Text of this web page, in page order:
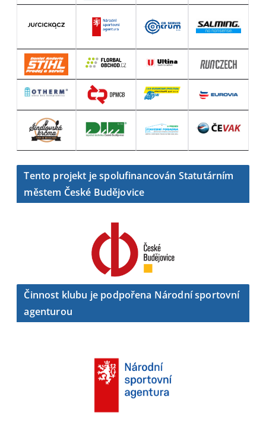
Tento projekt je spolufinancován Statutárním
městem České Budějovice
Činnost klubu je podpořena Národní sportovní
agenturou